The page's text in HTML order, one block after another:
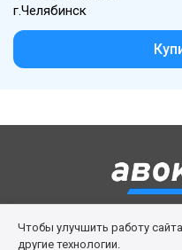
г.Челябинск
Правила
Чтобы улучшить работу
другие технологии.